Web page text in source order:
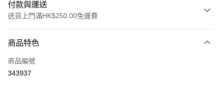
付款與運送
送貨上門滿HK$250.00免運費
信用卡
Apple Pay
商品特色
商品編號
343937